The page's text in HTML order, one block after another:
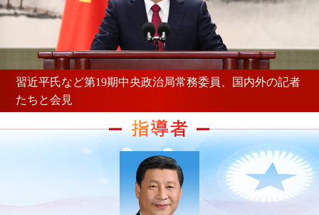
習近平氏など第19期中央政治局常務委員、国内外の記者
たちと会見